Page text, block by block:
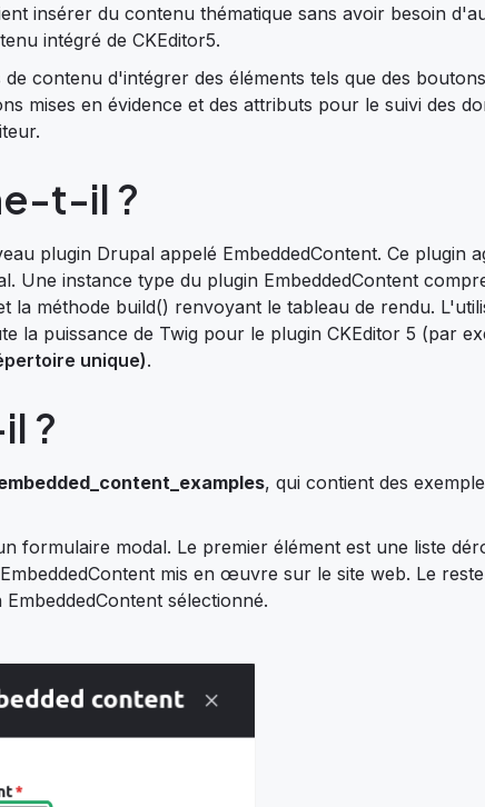
insérer du contenu thématique sans avoir besoin
intégré de CKEditor5.
contenu d'intégrer des éléments tels que des
mises en évidence et des attributs pour le suivi des
t-il ?
plugin Drupal appelé EmbeddedContent. Ce plugin
Une instance type du plugin EmbeddedContent
méthode build() renvoyant le tableau de rendu.
la puissance de Twig pour le plugin CKEditor 5 (par
unique).
?
, qui contient des
formulaire modal. Le premier élément est une liste
mis en œuvre sur le site web. Le
sélectionné.